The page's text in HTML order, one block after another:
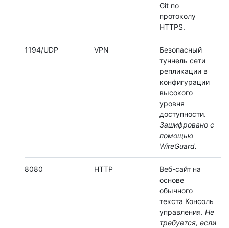
Git по
протоколу
HTTPS.
1194/UDP VPN
Безопасный
туннель сети
репликации в
конфигурации
высокого
уровня
доступности.
Зашифровано с
помощью
WireGuard.
8080 HTTP
Веб-сайт на
основе
обычного
текста Консоль
управления. Не
требуется, если